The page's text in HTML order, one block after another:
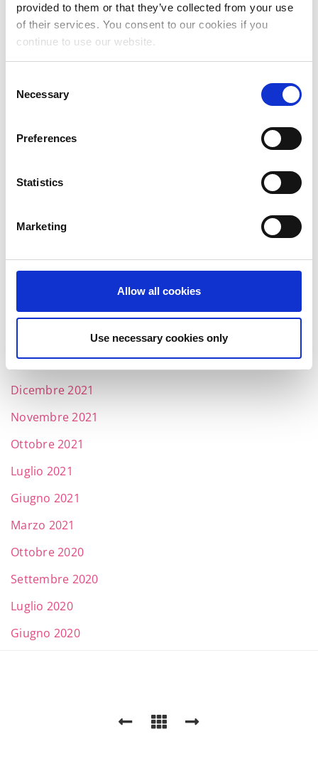
provided to them or that they’ve collected from your use
of their services. You consent to our cookies if you
continue to use our website.
Selection
Necessary
Preferences
Statistics
Marketing
Allow all cookies
Use necessary cookies only
Marzo 2023
Febbraio 2023
Gennaio 2023
Dicembre 2022
Ottobre 2022
Giugno 2022
Marzo 2022
Gennaio 2022
Dicembre 2021
Novembre 2021
Ottobre 2021
Luglio 2021
Giugno 2021
Marzo 2021
Ottobre 2020
Settembre 2020
Luglio 2020
Giugno 2020